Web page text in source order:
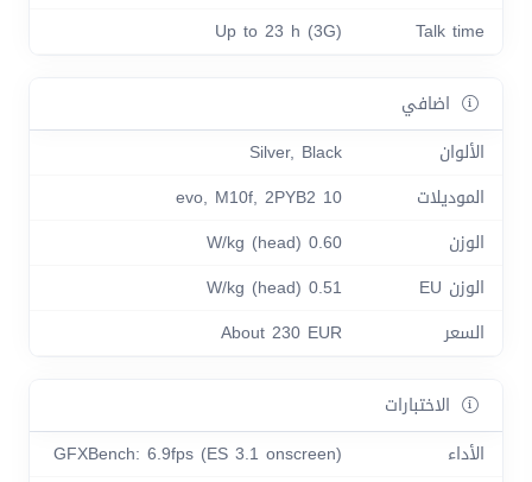
Talk time
Up to 23 h (3G)
اضافي
الألوان
Silver, Black
الموديلات
10 evo, M10f, 2PYB2
الوزن
0.60 W/kg (head)
الوزن EU
0.51 W/kg (head)
السعر
About 230 EUR
الاختبارات
الأداء
GFXBench: 6.9fps (ES 3.1 onscreen)